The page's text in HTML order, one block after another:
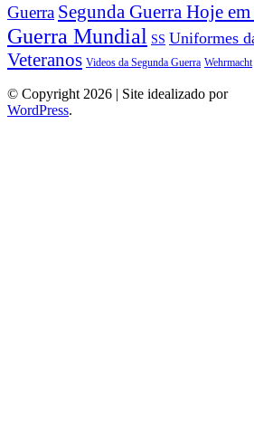
Guerra Segunda Guerra Hoje
Guerra Mundial SS Uniformes
Veteranos Videos da Segunda Guerra Wehrmacht
© Copyright 2026 | Site idealizado por
WordPress.